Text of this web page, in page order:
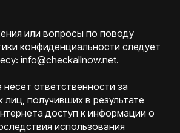
или вопросы по поводу
конфиденциальности следует
info@checkallnow.net.
ответственности за
лиц, получивших в результате
доступ к информации о
использования